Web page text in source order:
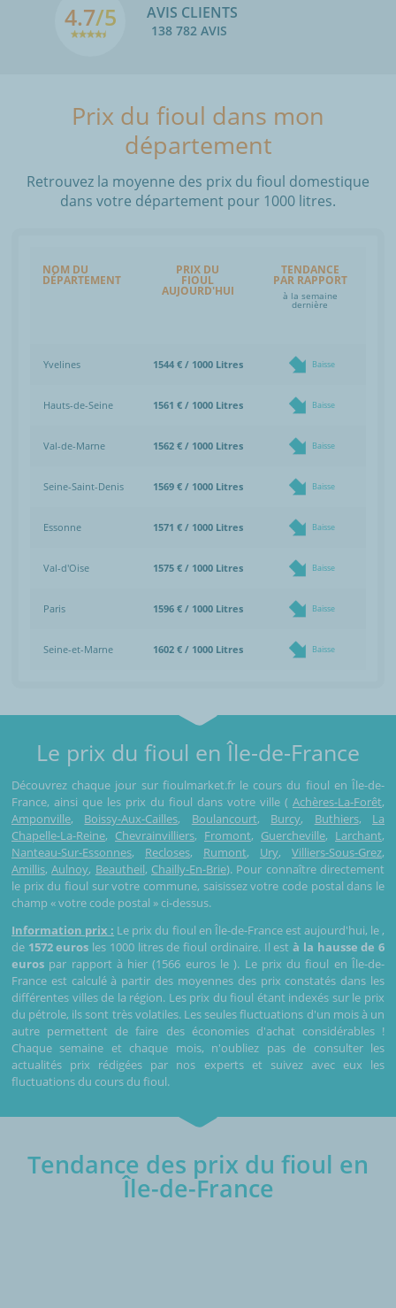
4.7/5 AVIS CLIENTS
138 782 AVIS
Prix du fioul dans mon
département
Retrouvez la moyenne des prix du fioul domestique
dans votre département pour 1000 litres.
NOM DU
DÉPARTEMENT
PRIX DU
FIOUL
AUJOURD'HUI
TENDANCE
PAR RAPPORT
à la semaine
dernière
Yvelines 1544 € / 1000 Litres Baisse
Hauts-de-Seine 1561 € / 1000 Litres Baisse
Val-de-Marne 1562 € / 1000 Litres Baisse
Seine-Saint-Denis 1569 € / 1000 Litres Baisse
Essonne 1571 € / 1000 Litres Baisse
Val-d'Oise 1575 € / 1000 Litres Baisse
Paris 1596 € / 1000 Litres Baisse
Seine-et-Marne 1602 € / 1000 Litres Baisse
Le prix du fioul en Île-de-France
Découvrez chaque jour sur fioulmarket.fr le cours du fioul en Île-de-
France, ainsi que les prix du fioul dans votre ville ( Achères-La-Forêt,
Amponville, Boissy-Aux-Cailles, Boulancourt, Burcy, Buthiers, La
Chapelle-La-Reine, Chevrainvilliers, Fromont, Guercheville, Larchant,
Nanteau-Sur-Essonnes, Recloses, Rumont, Ury, Villiers-Sous-Grez,
Amillis,Aulnoy, Beautheil, Chailly-En-Brie). Pour connaître directement
le prix du fioul sur votre commune, saisissez votre code postal dans le
champ « votre code postal » ci-dessus.
Information prix : Le prix du fioul en Île-de-France est aujourd'hui, le ,
de 1572 euros les 1000 litres de fioul ordinaire. Il està la hausse de 6
euros par rapport à hier (1566 euros le). Le prix du fioul en Île-de-
France est calculé à partir des moyennes des prix constatés dans les
différentes villes de la région. Les prix du fioul étant indexés sur le prix
du pétrole, ils sont très volatiles. Les seules fluctuations d'un mois à un
autre permettent de faire des économies d'achat considérables !
Chaque semaine et chaque mois, n'oubliez pas de consulter les
actualités prix rédigées par nos experts et suivez avec eux les
fluctuations du cours du fioul.
Tendance des prix du fioul en
Île-de-France